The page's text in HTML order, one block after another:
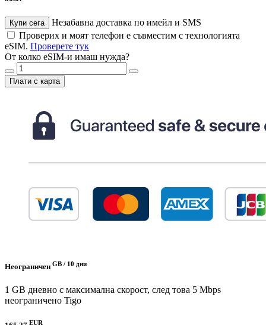
Купи сега
Незабавна доставка по имейл и SMS
Проверих и моят телефон е съвместим с технологията
eSIM. Проверете тук
От колко eSIM-и имаш нужда?
Плати с карта
Неограничен GB / 10 дни
1 GB дневно с максимална скорост, след това 5 Mbps
неограничено Tigo
EUR